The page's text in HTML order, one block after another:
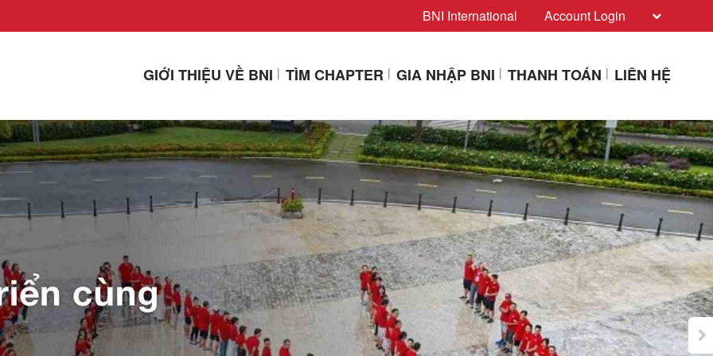
BNI International Account Login
GIỚI THIỆU VỀ BNI TÌM CHAPTER GIA NHẬP BNI THANH TOÁN LIÊN HỆ